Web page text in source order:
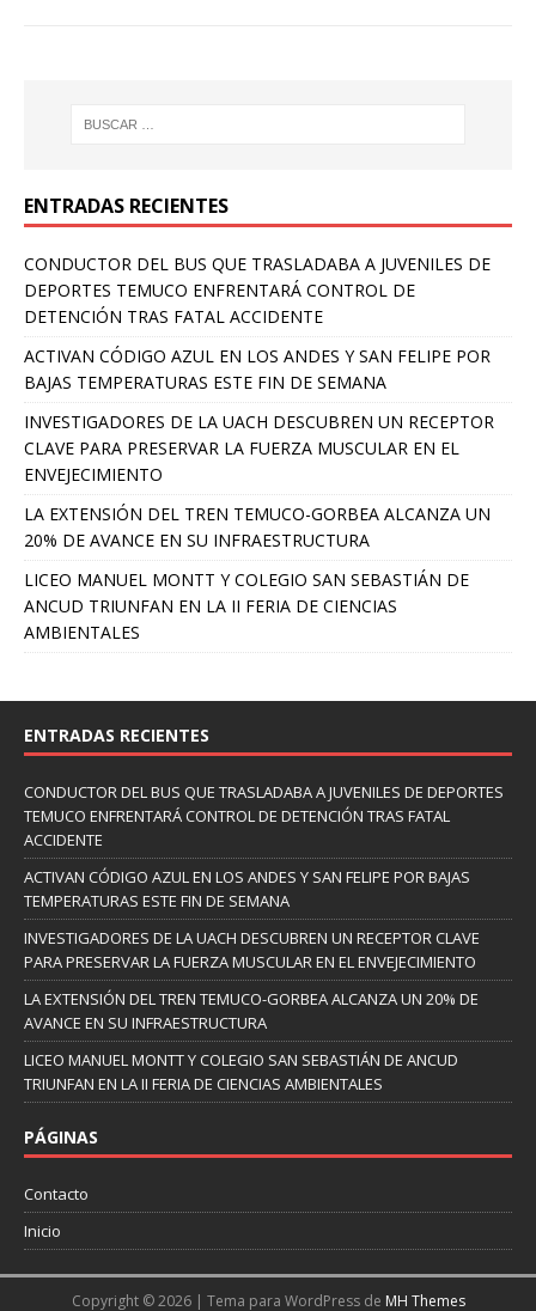
ENTRADAS RECIENTES
CONDUCTOR DEL BUS QUE TRASLADABA A JUVENILES DE
DEPORTES TEMUCO ENFRENTARÁ CONTROL DE
DETENCIÓN TRAS FATAL ACCIDENTE
ACTIVAN CÓDIGO AZUL EN LOS ANDES Y SAN FELIPE POR
BAJAS TEMPERATURAS ESTE FIN DE SEMANA
INVESTIGADORES DE LA UACH DESCUBREN UN RECEPTOR
CLAVE PARA PRESERVAR LA FUERZA MUSCULAR EN EL
ENVEJECIMIENTO
LA EXTENSIÓN DEL TREN TEMUCO-GORBEA ALCANZA UN
20% DE AVANCE EN SU INFRAESTRUCTURA
LICEO MANUEL MONTT Y COLEGIO SAN SEBASTIÁN DE
ANCUD TRIUNFAN EN LA II FERIA DE CIENCIAS
AMBIENTALES
ENTRADAS RECIENTES
CONDUCTOR DEL BUS QUE TRASLADABA A JUVENILES DE DEPORTES
TEMUCO ENFRENTARÁ CONTROL DE DETENCIÓN TRAS FATAL
ACCIDENTE
ACTIVAN CÓDIGO AZUL EN LOS ANDES Y SAN FELIPE POR BAJAS
TEMPERATURAS ESTE FIN DE SEMANA
INVESTIGADORES DE LA UACH DESCUBREN UN RECEPTOR CLAVE
PARA PRESERVAR LA FUERZA MUSCULAR EN EL ENVEJECIMIENTO
LA EXTENSIÓN DEL TREN TEMUCO-GORBEA ALCANZA UN 20% DE
AVANCE EN SU INFRAESTRUCTURA
LICEO MANUEL MONTT Y COLEGIO SAN SEBASTIÁN DE ANCUD
TRIUNFAN EN LA II FERIA DE CIENCIAS AMBIENTALES
PÁGINAS
Contacto
Inicio
Copyright © 2026 | Tema para WordPress de MH Themes